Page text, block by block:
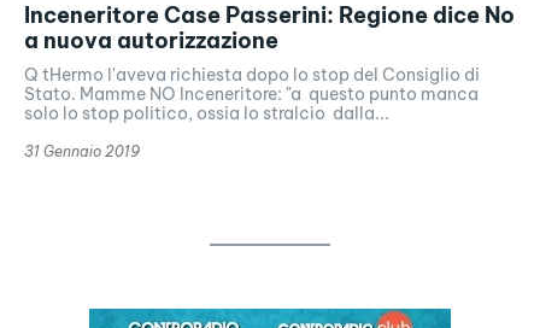
Inceneritore Case Passerini: Regione dice No
a nuova autorizzazione
Q tHermo l'aveva richiesta dopo lo stop del Consiglio di
Stato. Mamme NO Inceneritore: "a questo punto manca
solo lo stop politico, ossia lo stralcio dalla...
31 Gennaio 2019